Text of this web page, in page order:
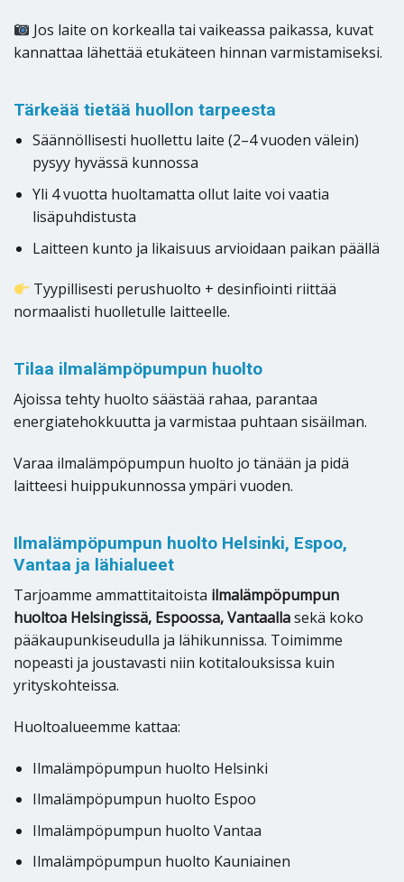
Jos laite on korkealla tai vaikeassa paikassa, kuvat
kannattaa lähettää etukäteen hinnan varmistamiseksi.
Tärkeää tietää huollon tarpeesta
Säännöllisesti huollettu laite (2–4 vuoden välein)
pysyy hyvässä kunnossa
Yli 4 vuotta huoltamatta ollut laite voi vaatia
lisäpuhdistusta
Laitteen kunto ja likaisuus arvioidaan paikan päällä
Tyypillisesti perushuolto + desinfiointi riittää
normaalisti huolletulle laitteelle.
Tilaa ilmalämpöpumpun huolto
Ajoissa tehty huolto säästää rahaa, parantaa
energiatehokkuutta ja varmistaa puhtaan sisäilman.
Varaa ilmalämpöpumpun huolto jo tänään ja pidä
laitteesi huippukunnossa ympäri vuoden.
Ilmalämpöpumpun huolto Helsinki, Espoo,
Vantaa ja lähialueet
Tarjoamme ammattitaitoista ilmalämpöpumpun
huoltoa Helsingissä, Espoossa, Vantaallasekä koko
pääkaupunkiseudulla ja lähikunnissa. Toimimme
nopeasti ja joustavasti niin kotitalouksissa kuin
yrityskohteissa.
Huoltoalueemme kattaa:
Ilmalämpöpumpun huolto Helsinki
Ilmalämpöpumpun huolto Espoo
Ilmalämpöpumpun huolto Vantaa
Ilmalämpöpumpun huolto Kauniainen